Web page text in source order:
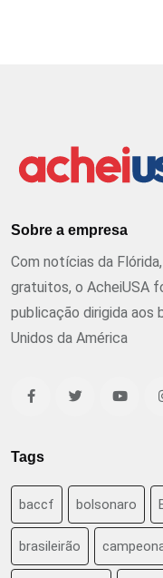
Sobre a empresa
Com notícias da
gratuitos, o AcheiUSA
publicação dirigida aos
Unidos da América
Tags
baccf bolsonaro
brasileirão